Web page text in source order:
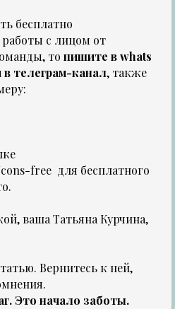
бесплатно
с лицом от
то пишите вwhats
в телеграм-канал, также
free для бесплатного
ваша Татьяна Курчина,
Вернитесь к ней,
Это начало заботы.